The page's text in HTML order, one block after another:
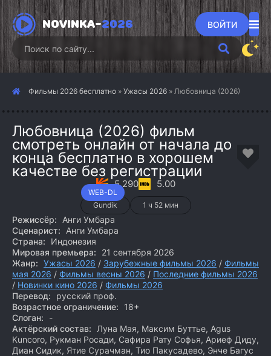
NOVINKA-2026 ВОЙТИ
Фильмы 2026 бесплатно » Ужасы 2026 » Любовница (2026)
Любовница (2026) фильм
смотреть онлайн от начала до
конца бесплатно в хорошем
качестве без регистрации
WEB-DL
5.290 5.00
Gundik 1 ч 52 мин
Режиссёр:
Анги Умбара
Сценарист:
Анги Умбара
Страна:
Индонезия
Мировая премьера:
21 сентября 2026
Жанр: Ужасы 2026 / Зарубежные фильмы 2026 / Фильмы
мая 2026 / Фильмы весны 2026 / Последние фильмы 2026
/ Новинки кино 2026 / Фильмы 2026
Перевод:
русский проф.
Возрастное ограничение:
18+
Слоган:
-
Актёрский состав:
Луна Мая, Максим Буттье, Agus
Kuncoro, Рукман Росади, Сафира Рату Софья, Ариеф Диду,
Диан Сидик, Ятие Сурачман, Тио Пакусадево, Энче Багус